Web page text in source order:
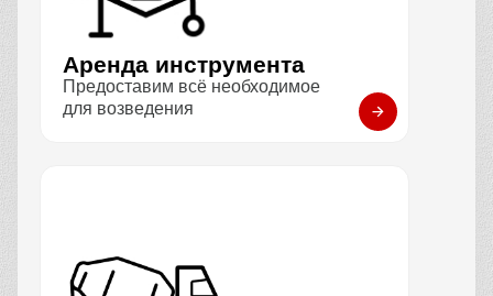
Аренда инструмента
Предоставим всё необходимое
для возведения